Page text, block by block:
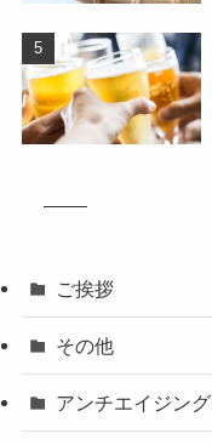
ご挨拶
その他
アンチエイジング